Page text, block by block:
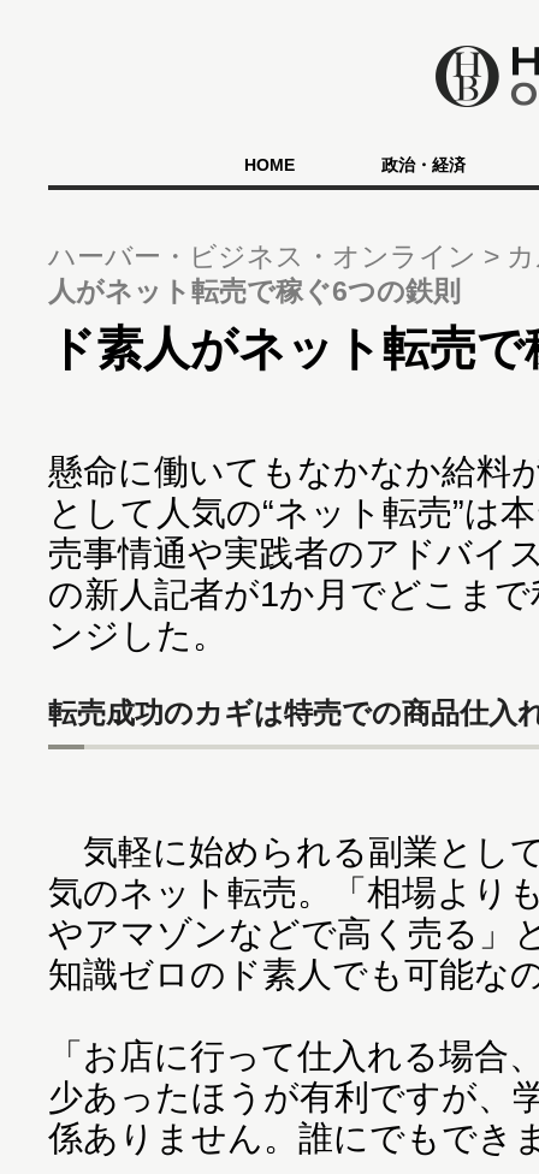
HOME 政治・経済
ハーバー・ビジネス・オンライン
人がネット転売で稼ぐ6つの鉄則
ド素人がネット転売
懸命に働いてもなかなか給料
として人気の“ネット転売”は
売事情通や実践者のアドバイ
の新人記者が1か月でどこま
ンジした。
転売成功のカギは特売での商品仕入
気軽に始められる副業とし
気のネット転売。「相場より
やアマゾンなどで高く売る」
知識ゼロのド素人でも可能な
「お店に行って仕入れる場合
少あったほうが有利ですが、
係ありません。誰にでもでき